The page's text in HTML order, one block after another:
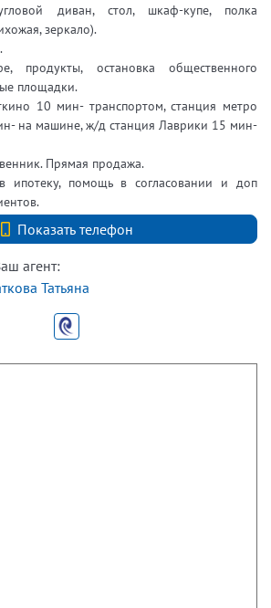
диван, стол, шкаф-купе, полка
зеркало).
продукты, остановка общественного
площадки.
10 мин- транспортом, станция метро
на машине, ж/д станция Лаврики 15 мин-
Прямая продажа.
ипотеку, помощь в согласовании и доп
Показать телефон
+7 (812) 740-70-40
агент:
Татьяна